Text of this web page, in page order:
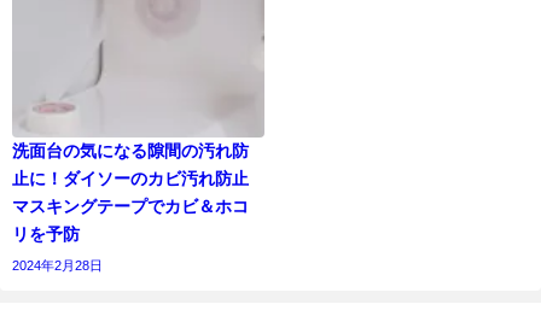
洗面台の気になる隙間の汚れ防
止に！ダイソーのカビ汚れ防止
マスキングテープでカビ＆ホコ
リを予防
2024年2月28日